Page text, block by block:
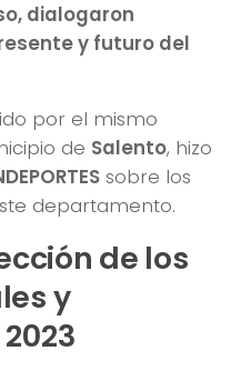
dialogaron
y futuro del
por el mismo
de Salento, hizo
sobre los
departamento.
de los
y